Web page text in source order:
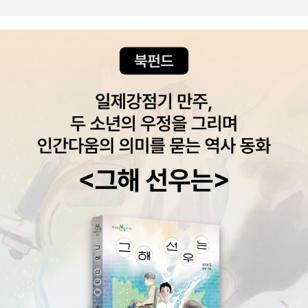
않을 결심을 하던가, 두번 당하지 않을 결심을 하는 것이 나을 것이
다. 본서는 '친구를 사귀고 대화가 쉬워지고' 라는 카피 문구를 내세
우지만 동시에 '모든 인간 심리에 침입하는 9가지 기술'이라는 표현까
지 하고 있는 책이다. 더욱이 대화 상대, 소통 상대를 '표적'이라고 칭
하면서도 나쁜 의도를 가진 분야가 아니라고 주장하고 있다. 대중을
젖먹이 애로 보는 게 아니라면 이런 접근은 공허하다고 본다. 본서
를 선택하는 이들 중 많은 수가 선한 영향력을 행사하려고 선택하기
보다는 대중을 또는 개인을 마음대로 통제하고 싶어서 이 책을 눈독
들일 것이다. 그래서 이들의 표적이 될 대중들은 어쩌겠나? 그들보다
숙달할 필요까지는 없겠지만 내용의 대강은 파악하고 있어야 사회공
학에 당하지 않을 수 있다. 항상성을 유지 하는 가장 우선적인 방법은
자신을 존중할 필요와 어떻게 존중할 수 있는지를 아는 것이 우선이
고 또다른 방법은 무엇이 나의 항상성에 해킹을 하고 파고들 수 있는
것들인지를 파악하는 것일 거다. 그러니 통제 받기 싫다면 어떤 방법
었는지 만을 기준으로 판단하라고 하더라고요.이 기술은 몇 번 읽는
다고 발휘할 수 있는 게 아니었어요. 끊임없이 연습하며 갈고닦아야
하는 것. 현재의 내 삶에 변화의 필요성이 절실하다면 시도해 봐서 손
해 볼 일은 전혀 없는 것 같아요. 그리고 무술이나 악기처럼 실력이 아
무리 향상되어도 발전에는 끝이 없는 법이니까.​​저의 경우에는 제 마
음은 그게 아니지만 어설픈 표현력 때문에 종종 오해를 사기도 하는
경우가 있어요. 그럴 때마다 속상한데 원인 파악을 못하니 바뀌기 어
렵더라고요. 대화에도 전략이 필요하다는 걸 이 책을 읽고 절실히 깨
달았습니다. 앞으로 꾸준히 연습해 보려고 해요.​​자신이 어떤 사람인
지를 훨씬 더 깊이 이해하고, 자신을 표현하는 법을 훨씬 더 선명하게
깨우치면서 자신의 삶과 타인과의 관계를 개선해 보기. 이러한 공감
을 바탕으로 더 안전하고 좋은 세상이 되도록 이바지할 수 있는 삶의
기술인 휴먼 해킹. 많은 분들이 읽어보셨음 좋겠습니다.​​+​​이것만 완벽
댕댕이를행복하게 #프라다대신이것 #새책 #모두의입양외 #신간 #
미식인문학인간의악에게묻는다반려견행동심리학*자기계발13. 휴먼
해킹 (크리스토퍼 해드내기, 세스 슐먼 공저) [8.1] #북카페 #대한민
국판이바뀐다외 #새로나왔어요 #소셜온난화外 #새로나온책 #거꾸
로읽는그리스로마사외 #신간 #대통령의염장이휴먼해킹세상을고치
는경제의사들 #사람의마음을해킹하는법그리고보안하는법* 소설14.
그들의 이해관계 (임현 지음) [8.4] #한쪽이좋아진다면반대쪽은불
행을떠안죠무정한세상의법칙 #고잔동일기外 #쉽게답할수없는질문
들 #책꽂이 16. 밤이 오기 전에 (마르셀 프루스트 지음) [6.5] #프랑
스소설 #고잔동일기外 #새책 #휴머니스트세계문학시즌1여성과공
포외 #2월11일출판새책 #프루스트100주기 #미공개단편밤이오기
전에출간20. 총리의 남편 (하라다 마하 지음) [6.1] #일본소설 #195
0년대이후일본소설 #조류학자의총리아내관찰기 #소셜온난화등 #